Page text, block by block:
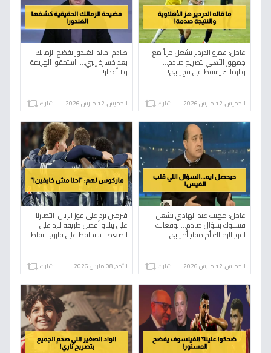
عاجل: عمرو الدردير يشعل حرباً مع
جمهور الأهلي بتصريح صادم...
والزمالك يسقط في فخ إنبي!
الخميس, 12 مارس 2026 شارك
صادم: خالد الغندور يفضح الزمالك
بعد خسارة إنبي... 'استحقوا الهزيمة
ولا أعذار!'
الخميس, 12 مارس 2026 شارك
عاجل: مهيب عبد الهادي يشعل
فيسبوك بسؤال صادم… توقعاتك
لفوز الزمالك أم مفاجأة إنبي
الخميس, 12 مارس 2026 شارك
فيرمين يرد على فوز الريال: انتصارنا
على بيلباو أفضل طريقة للرد على
الضغط.. سنحافظ على فارق النقاط
الأحد, 08 مارس 2026 شارك